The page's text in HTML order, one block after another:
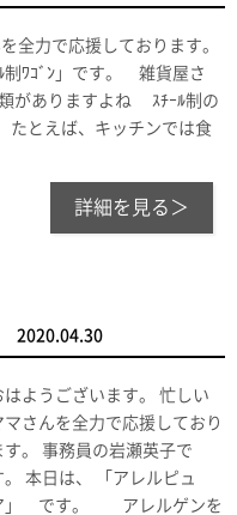
全力で応援しております。
制ﾜｺﾞﾝ」です。 雑貨屋さ
がありますよね ｽﾁｰﾙ制の
とえば、キッチンでは食
詳細を見る＞
2020.04.30
はようございます。 忙しい
マさんを全力で応援しており
す。 事務員の岩瀬英子で
。 本日は、 「アレルピュ
」 です。 アレルゲンを